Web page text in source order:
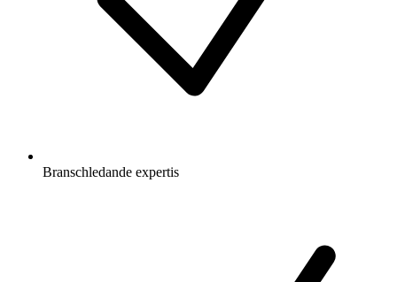
Branschledande expertis